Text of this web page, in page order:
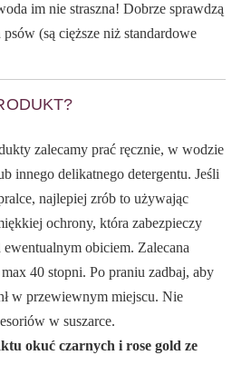
im nie straszna! Dobrze sprawdzą
(są cięższe niż standardowe
zalecamy prać ręcznie, w wodzie
innego delikatnego detergentu. Jeśli
najlepiej zrób to używając
ochrony, która zabezpieczy
obiciem. Zalecana
40 stopni. Po praniu zadbaj, aby
w przewiewnym miejscu. Nie
w suszarce.
okuć czarnych i rose gold ze